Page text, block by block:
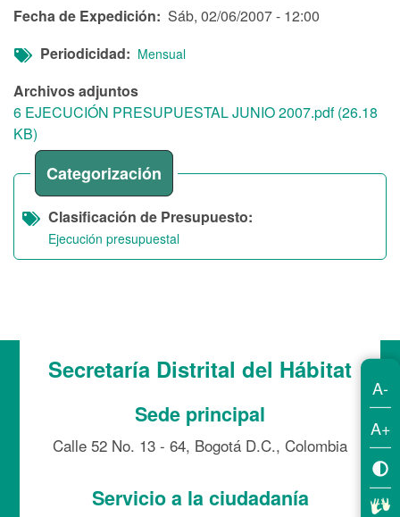
Fecha de Expedición
Sáb, 02/06/2007 - 12:00
Periodicidad
Mensual
Archivos adjuntos
6 EJECUCIÓN PRESUPUESTAL JUNIO 2007.pdf (26.18
KB)
Categorización
Clasificación de Presupuesto
Ejecución presupuestal
Secretaría Distrital del Hábitat
Sede principal
Calle 52 No. 13 - 64, Bogotá D.C., Colombia
Servicio a la ciudadanía
A-
A+